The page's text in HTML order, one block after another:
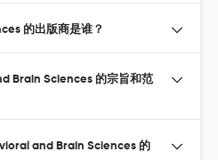
的出版商是谁？
Brain Sciences 的宗旨和范
and Brain Sciences 的